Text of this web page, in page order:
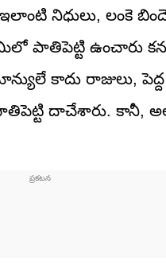
నిధులు, లంకె
ఉంచారు
రాజులు, పెద్ద
దాచేశారు. కానీ,